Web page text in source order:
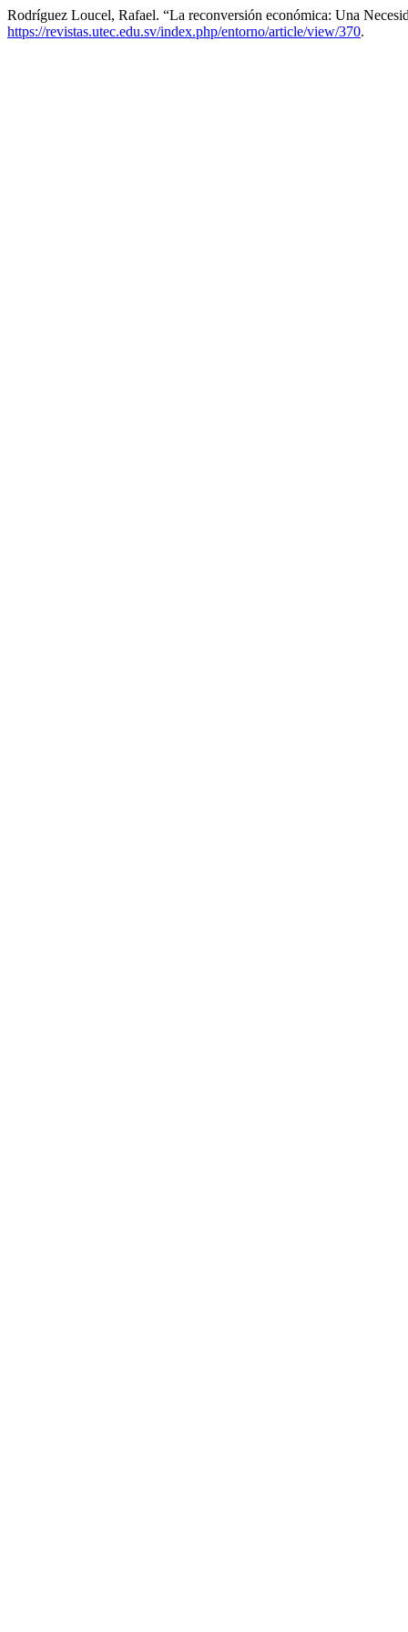
Rodríguez Loucel, Rafael. “La reconversión económica: Una
https://revistas.utec.edu.sv/index.php/entorno/article/view/370.